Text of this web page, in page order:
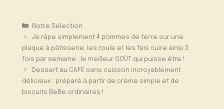
Catégories
Notre Sélection
Je râpe simplement 4 pommes de terre sur une
plaque à pâtisserie, les roule et les fais cuire ainsi 3
fois par semaine : le meilleur GOÛT qui puisse être !
Dessert au CAFÉ sans cuisson incroyablement
délicieux : préparé à partir de crème simple et de
biscuits BeBe ordinaires !